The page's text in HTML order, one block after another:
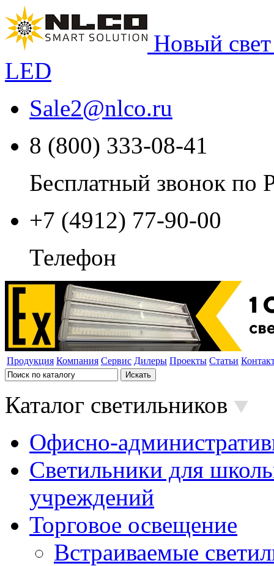
Новый
LED
Sale2@nlco.ru
8 (800) 333-08-41
Бесплатный звонок по
+7 (4912) 77-90-00
Телефон
Продукция Компания Сервис Дилеры Проекты Статьи
Каталог светильников
Офисно-
Светильники для
учреждений
Торговое освещение
Встраиваемые